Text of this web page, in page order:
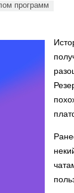
программ